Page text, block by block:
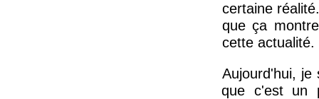
certaine
que ça
cette actualité.
Aujourd'hui, je
que c'est un